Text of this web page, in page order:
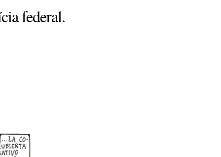
federal.